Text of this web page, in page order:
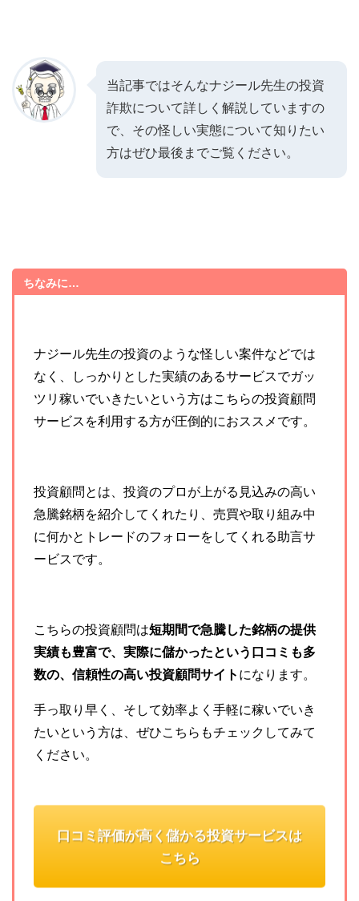
当記事ではそんなナジール先生の投資
詐欺について詳しく解説していますの
で、その怪しい実態について知りたい
方はぜひ最後までご覧ください。
ちなみに…
ナジール先生の投資のような怪しい案件などでは
なく、しっかりとした実績のあるサービスでガッ
ツリ稼いでいきたいという方はこちらの投資顧問
サービスを利用する方が圧倒的におススメです。
投資顧問とは、投資のプロが上がる見込みの高い
急騰銘柄を紹介してくれたり、売買や取り組み中
に何かとトレードのフォローをしてくれる助言サ
ービスです。
こちらの投資顧問は短期間で急騰した銘柄の提供
実績も豊富で、実際に儲かったという口コミも多
数の、信頼性の高い投資顧問サイト になります。
手っ取り早く、そして効率よく手軽に稼いでいき
たいという方は、ぜひこちらもチェックしてみて
ください。
口コミ評価が高く儲かる投資サービスは
こちら